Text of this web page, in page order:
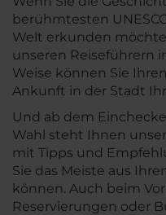
berühmtesten
Welt erkunden
unseren Reiseführern
Weise können Sie
Ankunft in der Stadt
Und ab dem
Wahl steht Ihnen
mit Tipps und
Sie das Meiste aus
können. Auch beim
Reservierungen oder